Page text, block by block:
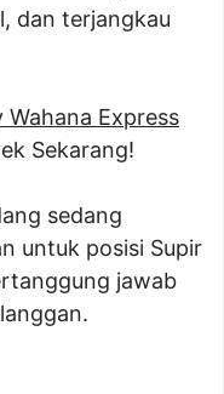
dan terjangkau
Express
Sekarang!
sedang
untuk posisi Supir
jawab